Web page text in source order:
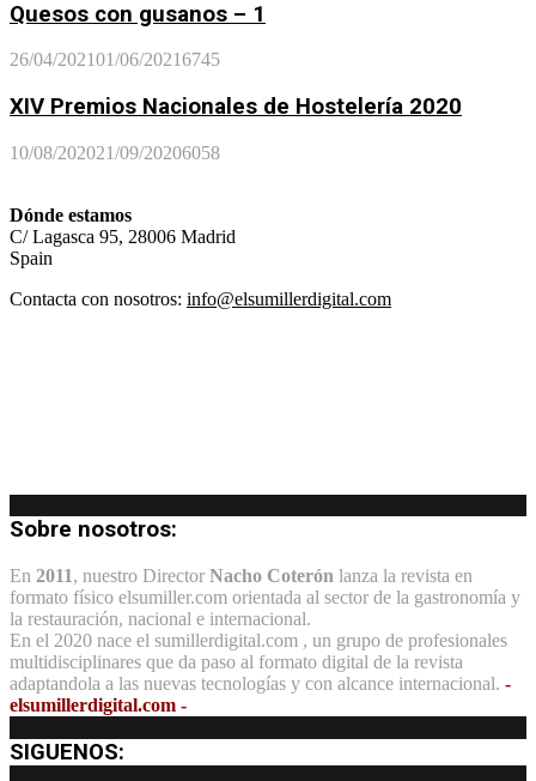
Quesos con gusanos – 1
26/04/202101/06/20216745
XIV Premios Nacionales de Hostelería 2020
10/08/202021/09/20206058
Dónde estamos
C/ Lagasca 95, 28006 Madrid
Spain
Contacta con nosotros: info@elsumillerdigital.com
Sobre nosotros:
En 2011, nuestro Director Nacho Coterón lanza la revista en
formato físico elsumiller.com orientada al sector de la gastronomía y
la restauración, nacional e internacional.
En el 2020 nace el sumillerdigital.com , un grupo de profesionales
multidisciplinares que da paso al formato digital de la revista
adaptandola a las nuevas tecnologías y con alcance internacional. -
elsumillerdigital.com -
SIGUENOS: